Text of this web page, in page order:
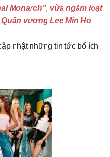
Monarch”, vừa ngắm loạt
vương Lee Min Ho
nhật những tin tức bổ ích